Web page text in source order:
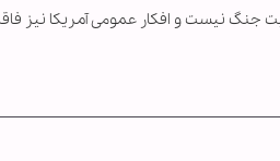
جنگ نیست و افکار عمومی آمریکا نیز